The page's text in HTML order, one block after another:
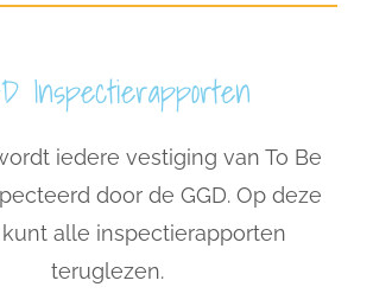
Inspectierapporten
iedere vestiging van To Be
door de GGD. Op deze
alle inspectierapporten
teruglezen.